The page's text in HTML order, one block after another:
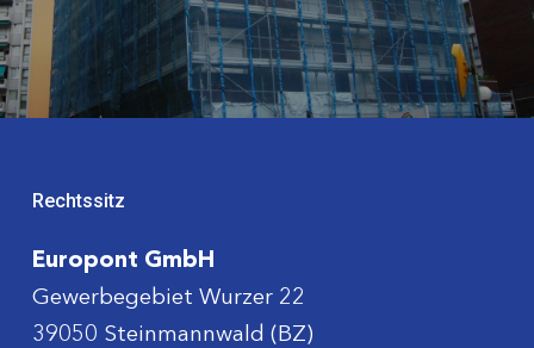
Rechtssitz
Europont GmbH
Gewerbegebiet Wurzer 22
39050 Steinmannwald (BZ)